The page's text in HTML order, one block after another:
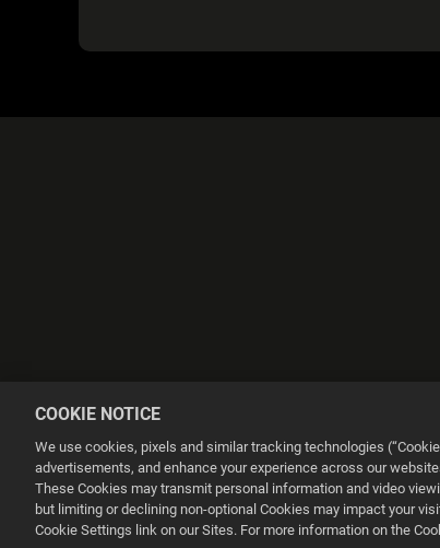
This website uses cookies to make your browsing
COOKIE NOTICE
We use cookies, pixels and similar tracking technologies
advertisements, and enhance your experience across our
These Cookies may transmit personal information and video
but limiting or declining non-optional Cookies may impact your
Cookie Settings link on our Sites. For more information on the